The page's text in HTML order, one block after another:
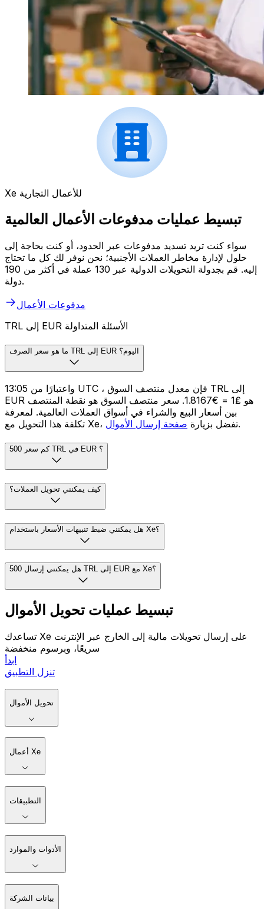
Xe للأعمال التجارية
تبسيط عمليات مدفوعات الأعمال العالمية
سواء كنت تريد تسديد مدفوعات عبر الحدود، أو كنت بحاجة إلى
حلول لإدارة مخاطر العملات الأجنبية؛ نحن نوفر لك كل ما تحتاج
إليه. قم بجدولة التحويلات الدولية عبر 130 عملة في أكثر من 190
دولة.
مدفوعات الأعمال
TRL إلى EUR الأسئلة المتداولة
ما هو سعر الصرف TRL إلى EUR اليوم؟
واعتبارًا من 13:05 UTC ، فإن معدل منتصف السوق TRL إلى
EUR هو ₤1 = €1.8167. سعر منتصف السوق هو نقطة المنتصف
بين أسعار البيع والشراء في أسواق العملات العالمية. لمعرفة
تكلفة هذا التحويل مع Xe، تفضل بزيارة صفحة إرسال الأموال .
كم سعر 500 TRL في EUR ؟
كيف يمكنني تحويل العملات؟
هل يمكنني ضبط تنبيهات الأسعار باستخدام Xe؟
هل يمكنني إرسال 500 TRL إلى EUR مع Xe؟
تبسيط عمليات تحويل الأموال
تساعدك Xe على إرسال تحويلات مالية إلى الخارج عبر الإنترنت
سريعًا، وبرسوم منخفضة
ابدأ
تنزل التطبيق
تحويل الأموال
أعمال Xe
التطبيقات
الأدوات والموارد
بيانات الشركة